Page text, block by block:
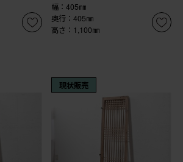
幅：405㎜
奥行：405㎜
高さ：1,100㎜
現状販売